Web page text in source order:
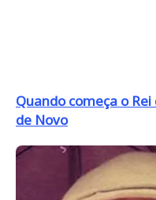
Quando começa o
de Novo